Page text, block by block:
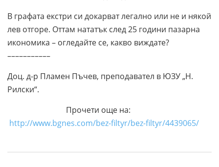
В графата екстри си докарват легално или не и някой
лев отгоре. Оттам нататък след 25 години пазарна
икономика – огледайте се, какво виждате?
–––––––––––
Доц. д-р Пламен Пъчев, преподавател в ЮЗУ „Н.
Рилски“.
Прочети още на:
http://www.bgnes.com/bez-filtyr/bez-filtyr/4439065/